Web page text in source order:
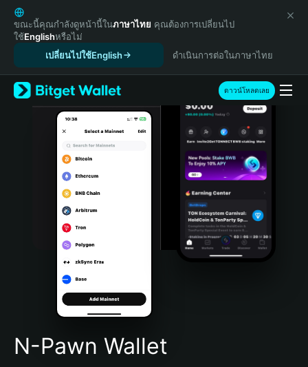
English
日本語
Tiếng Việt
Español (Latinoamérica)
Türkçe
Italiano
Português (Portugal)
Bahasa Indonesia
Português (Brasil)
Español (Argentina)
ขณะนี้คุณกำลังดูหน้านี้ในภาษาไทย คุณต้องการเปลี่ยนไป
ใช้Englishหรือไม่
เปลี่ยนไปใช้English
ดำเนินการต่อในภาษาไทย
ดาวน์โหลดเลย
N-Pawn Wallet